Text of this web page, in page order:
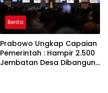
Berita
Prabowo Ungkap Capaian
Pemerintah : Hampir 2.500
Jembatan Desa Dibangun,